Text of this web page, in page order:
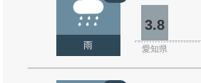
雨
3.8
愛知県